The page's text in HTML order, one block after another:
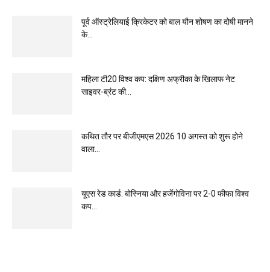
पूर्व ऑस्ट्रेलियाई क्रिकेटर को बाल यौन शोषण का दोषी मानने
के...
महिला टी20 विश्व कप: दक्षिण अफ्रीका के खिलाफ नेट
साइवर-ब्रंट की...
कथित तौर पर बीजीएमएस 2026 10 अगस्त को शुरू होने
वाला...
यूएस रेड कार्ड: बोस्निया और हर्जेगोविना पर 2-0 फीफा विश्व
कप...